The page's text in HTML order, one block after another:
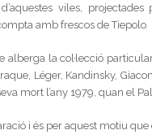
viles, projectades
amb frescos de Tiepolo.
alberga la col·lecció
Léger, Kandinsky,
mort l’any 1979, quan el
i és per aquest motiu